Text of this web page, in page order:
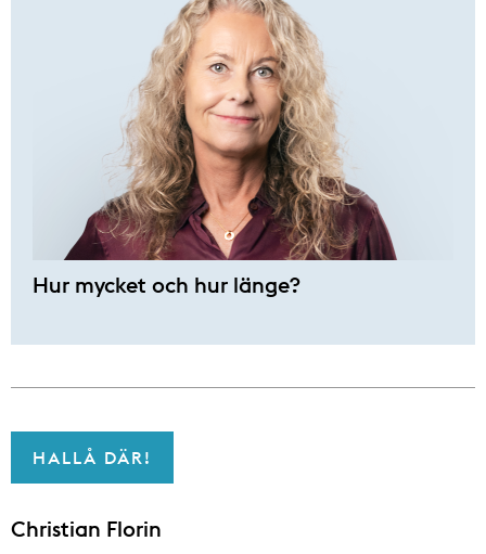
Hur mycket och hur länge?
HALLÅ DÄR!
Christian Florin